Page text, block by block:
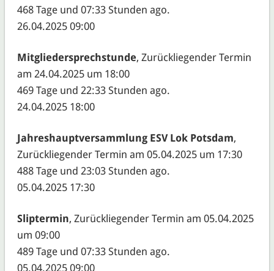
468 Tage und 07:33 Stunden ago.
26.04.2025 09:00
Mitgliedersprechstunde, Zurückliegender Termin
am 24.04.2025 um 18:00
469 Tage und 22:33 Stunden ago.
24.04.2025 18:00
Jahreshauptversammlung ESV Lok Potsdam,
Zurückliegender Termin am 05.04.2025 um 17:30
488 Tage und 23:03 Stunden ago.
05.04.2025 17:30
Sliptermin, Zurückliegender Termin am 05.04.2025
um 09:00
489 Tage und 07:33 Stunden ago.
05.04.2025 09:00